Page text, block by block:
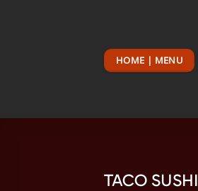
HOME | MENU
TACO SUSHI